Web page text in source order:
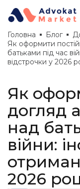
Головна Блог
Як оформити
батьками під час
відстрочки у 2026
Як
догляд
над
війни:
2026